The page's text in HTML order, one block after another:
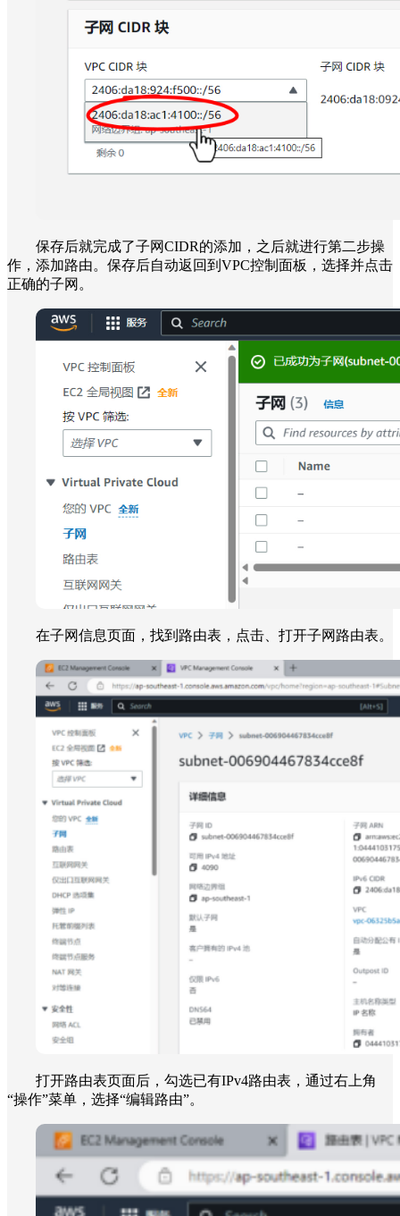
保存后就完成了子网CIDR的添加，之后就进行第二步操
作，添加路由。保存后自动返回到VPC控制面板，选择并点击
正确的子网。
在子网信息页面，找到路由表，点击、打开子网路由表。
打开路由表页面后，勾选已有IPv4路由表，通过右上角
“操作”菜单，选择“编辑路由”。